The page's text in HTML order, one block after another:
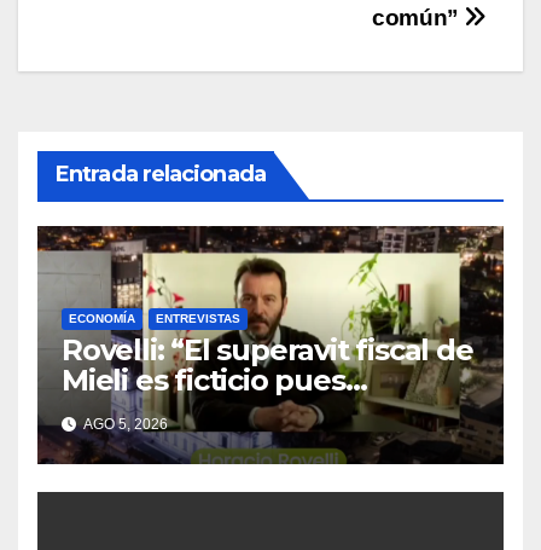
común”
Entrada relacionada
ECONOMÍA ENTREVISTAS
Rovelli: “El superavit fiscal de
Mieli es ficticio pues
debemos 480 mil millones
de dólares”
AGO 5, 2026